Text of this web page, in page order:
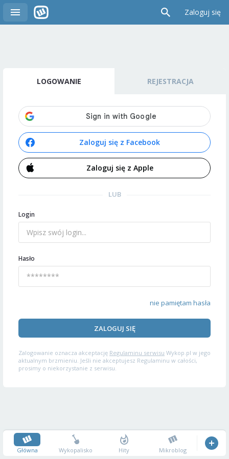
Zaloguj się
LOGOWANIE REJESTRACJA
Zaloguj się z Facebook
Zaloguj się z Apple
LUB
Login
Hasło
nie pamiętam hasła
ZALOGUJ SIĘ
Zalogowanie oznacza akceptację Regulaminu serwisu Wykop.pl w jego
aktualnym brzmieniu. Jeśli nie akceptujesz Regulaminu w całości,
prosimy o niekorzystanie z serwisu.
Główna Wykopalisko Hity Mikroblog